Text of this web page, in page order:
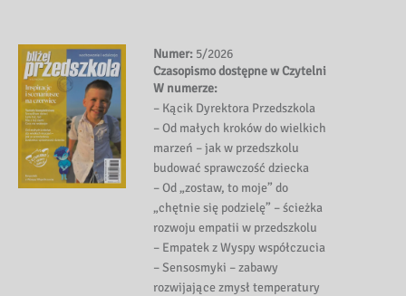
Numer: 5/2026
Czasopismo dostępne w Czytelni
W numerze:
– Kącik Dyrektora Przedszkola
– Od małych kroków do wielkich
marzeń – jak w przedszkolu
budować sprawczość dziecka
– Od „zostaw, to moje” do
„chętnie się podzielę” – ścieżka
rozwoju empatii w przedszkolu
– Empatek z Wyspy współczucia
– Sensosmyki – zabawy
rozwijające zmysł temperatury